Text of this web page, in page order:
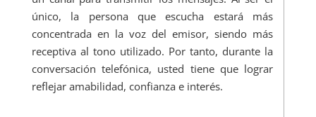
único, la persona que escucha estará más
concentrada en la voz del emisor, siendo más
receptiva al tono utilizado. Por tanto, durante la
conversación telefónica, usted tiene que lograr
reflejar amabilidad, confianza e interés.